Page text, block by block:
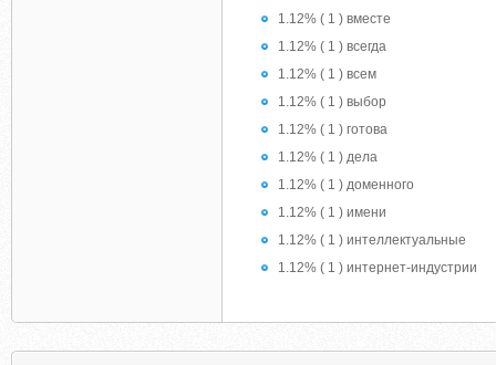
1.12% ( 1 ) вместе
1.12% ( 1 ) всегда
1.12% ( 1 ) всем
1.12% ( 1 ) выбор
1.12% ( 1 ) готова
1.12% ( 1 ) дела
1.12% ( 1 ) доменного
1.12% ( 1 ) имени
1.12% ( 1 ) интеллектуальные
1.12% ( 1 ) интернет-индустрии